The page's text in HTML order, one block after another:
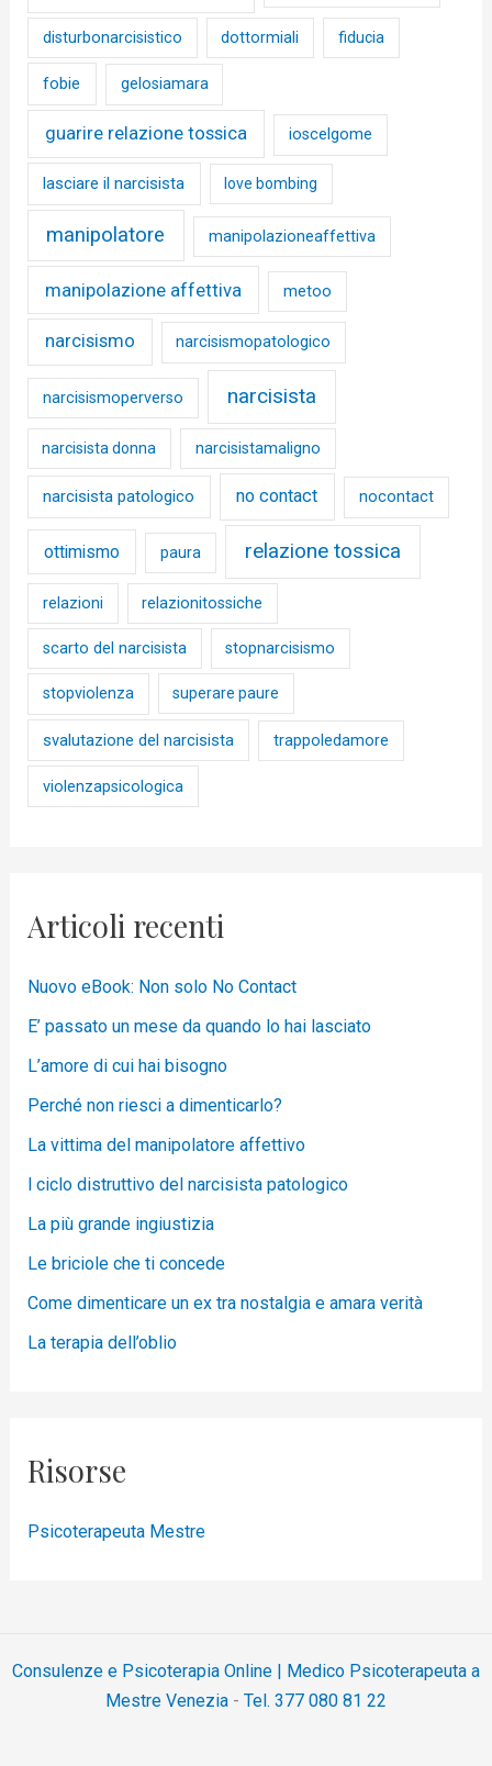
disturbonarcisistico dottormiali fiducia
fobie gelosiamara
guarire relazione tossica ioscelgome
lasciare il narcisista love bombing
manipolatore manipolazioneaffettiva
manipolazione affettiva metoo
narcisismo narcisismopatologico
narcisismoperverso narcisista
narcisista donna narcisistamaligno
narcisista patologico no contact nocontact
ottimismo paura relazione tossica
relazioni relazionitossiche
scarto del narcisista stopnarcisismo
stopviolenza superare paure
svalutazione del narcisista trappoledamore
violenzapsicologica
Articoli recenti
Nuovo eBook: Non solo No Contact
E’ passato un mese da quando lo hai lasciato
L’amore di cui hai bisogno
Perché non riesci a dimenticarlo?
La vittima del manipolatore affettivo
l ciclo distruttivo del narcisista patologico
La più grande ingiustizia
Le briciole che ti concede
Come dimenticare un ex tra nostalgia e amara verità
La terapia dell’oblio
Risorse
Psicoterapeuta Mestre
Consulenze e Psicoterapia Online | Medico Psicoterapeuta a
Mestre Venezia - Tel. 377 080 81 22